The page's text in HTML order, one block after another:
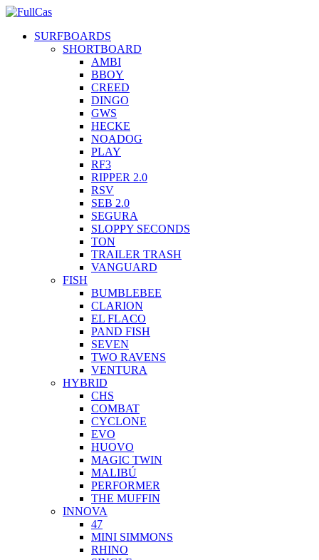
SURFBOARDS
SHORTBOARD
AMBI
BBOY
CREED
DINGO
GWS
HECKE
NOADOG
PLAY
RF3
RIPPER 2.0
RSV
SEB 2.0
SEGURA
SLOPPY SECONDS
TON
TRAILER TRASH
VANGUARD
FISH
BUMBLEBEE
CLARION
EL FLACO
PAND FISH
SEVEN
TWO RAVENS
VENTURA
HYBRID
CHS
COMBAT
CYCLONE
EVO
HUOVO
MAGIC TWIN
MALIBÚ
PERFORMER
THE MUFFIN
INNOVA
47
MINI SIMMONS
RHINO